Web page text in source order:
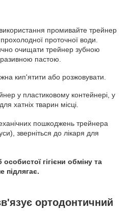
промивайте трейнер
проточної води.
очищати трейнер зубною
пастою.
кип'ятити або розжовувати.
у пластиковому контейнері, у
хатніх тварин місці.
пошкоджень трейнера
зверніться до лікаря для
особистої гігієни обміну та
підлягає.
ортодонтичний